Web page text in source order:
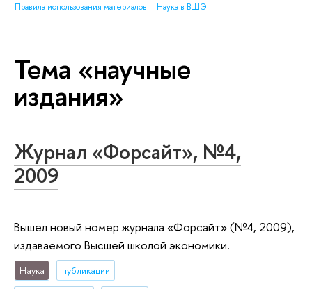
Правила использования материалов
Наука в ВШЭ
Тема «научные
издания»
Журнал «Форсайт», №4,
2009
Вышел новый номер журнала «Форсайт» (№4, 2009),
издаваемого Высшей школой экономики.
Наука публикации